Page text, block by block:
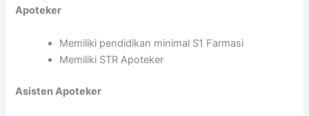
Apoteker
Memiliki pendidikan minimal S1 Farmasi
Memiliki STR Apoteker
Asisten Apoteker